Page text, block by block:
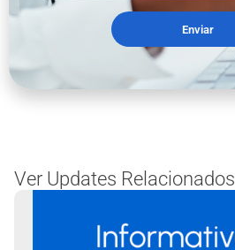
Enviar
Ver Updates Relacionados